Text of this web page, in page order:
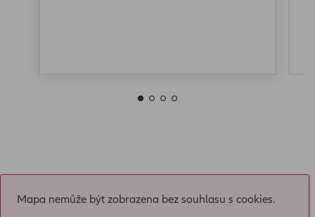
Mapa nemůže být zobrazena bez souhlasu s cookies.